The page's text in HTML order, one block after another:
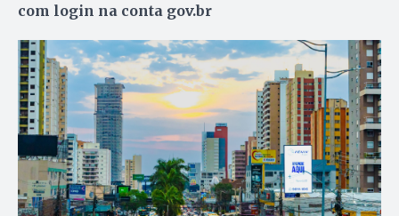
com login na conta gov.br